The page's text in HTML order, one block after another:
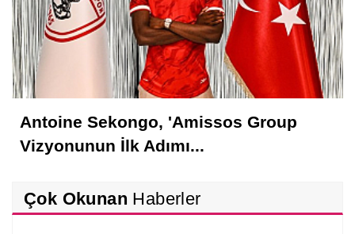
Antoine Sekongo, 'Amissos Group
Vizyonunun İlk Adımı...
Çok Okunan Haberler